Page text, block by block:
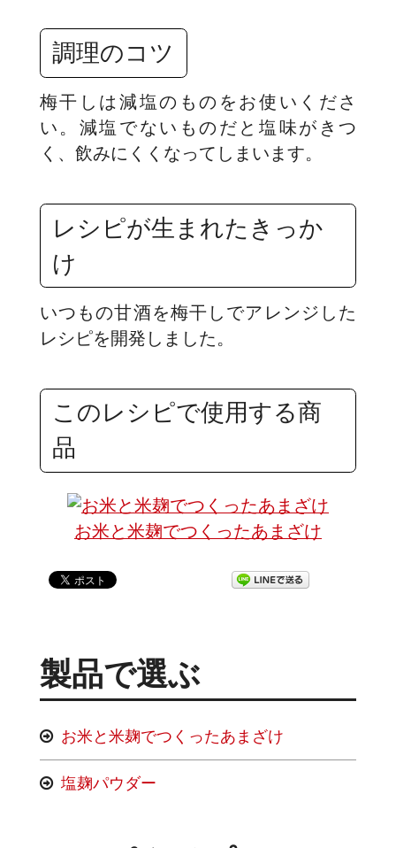
調理のコツ
梅干しは減塩のものをお使いくださ
い。減塩でないものだと塩味がきつ
く、飲みにくくなってしまいます。
レシピが生まれたきっか
け
いつもの甘酒を梅干しでアレンジした
レシピを開発しました。
このレシピで使用する商
品
お米と米麹でつくったあまざけ
製品で選ぶ
お米と米麹でつくったあまざけ
塩麹パウダー